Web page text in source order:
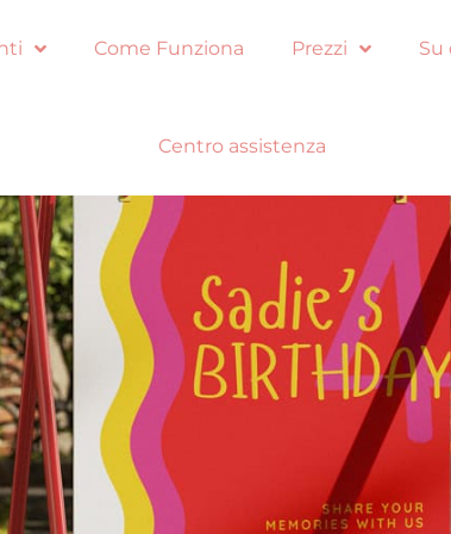
Come Funziona Prezzi Su
Centro assistenza